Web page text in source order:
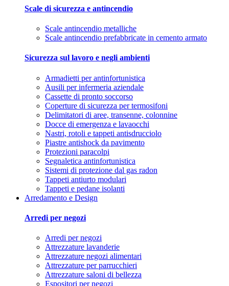
Scale di sicurezza e antincendio
Scale antincendio metalliche
Scale antincendio prefabbricate in cemento armato
Sicurezza sul lavoro e negli ambienti
Armadietti per antinfortunistica
Ausili per infermeria aziendale
Cassette di pronto soccorso
Coperture di sicurezza per termosifoni
Delimitatori di aree, transenne, colonnine
Docce di emergenza e lavaocchi
Nastri, rotoli e tappeti antisdrucciolo
Piastre antishock da pavimento
Protezioni paracolpi
Segnaletica antinfortunistica
Sistemi di protezione dal gas radon
Tappeti antiurto modulari
Tappeti e pedane isolanti
Arredamento e Design
Arredi per negozi
Arredi per negozi
Attrezzature lavanderie
Attrezzature negozi alimentari
Attrezzature per parrucchieri
Attrezzature saloni di bellezza
Espositori per negozi